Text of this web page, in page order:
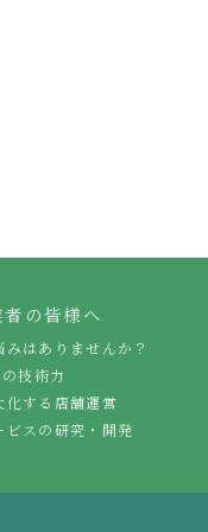
の皆様へ
みはありませんか？
技術力
化する店舗運営
ビスの研究・開発